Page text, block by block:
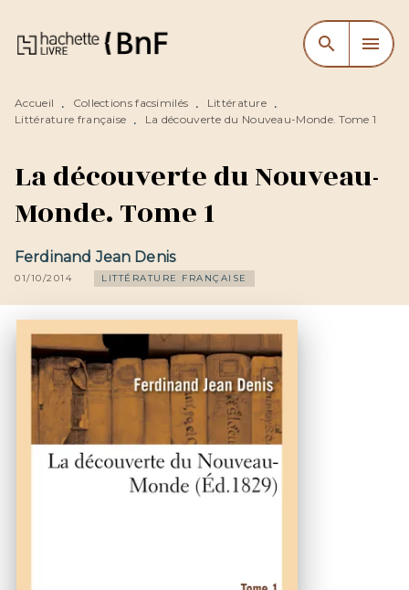
MENU RECHERCHE
CONTENU
search menu
Accueil • Collections facsimilés • Littérature •
Littérature française • La découverte du Nouveau-Monde. Tome 1
La découverte du Nouveau-
Monde. Tome 1
Ferdinand Jean Denis
01/10/2014 LITTÉRATURE FRANÇAISE